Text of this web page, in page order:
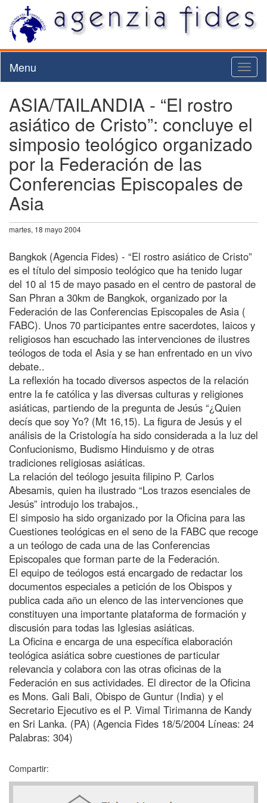
Menu
ASIA/TAILANDIA - “El rostro
asiático de Cristo”: concluye el
simposio teológico organizado
por la Federación de las
Conferencias Episcopales de
Asia
martes, 18 mayo 2004
Bangkok (Agencia Fides) - “El rostro asiático de Cristo”
es el título del simposio teológico que ha tenido lugar
del 10 al 15 de mayo pasado en el centro de pastoral de
San Phran a 30km de Bangkok, organizado por la
Federación de las Conferencias Episcopales de Asia (
FABC). Unos 70 participantes entre sacerdotes, laicos y
religiosos han escuchado las intervenciones de ilustres
teólogos de toda el Asia y se han enfrentado en un vivo
debate..
La reflexión ha tocado diversos aspectos de la relación
entre la fe católica y las diversas culturas y religiones
asiáticas, partiendo de la pregunta de Jesús “¿Quien
decís que soy Yo? (Mt 16,15). La figura de Jesús y el
análisis de la Cristología ha sido considerada a la luz del
Confucionismo, Budismo Hinduismo y de otras
tradiciones religiosas asiáticas.
La relación del teólogo jesuita filipino P. Carlos
Abesamis, quien ha ilustrado “Los trazos esenciales de
Jesús” introdujo los trabajos.,
El simposio ha sido organizado por la Oficina para las
Cuestiones teológicas en el seno de la FABC que recoge
a un teólogo de cada una de las Conferencias
Episcopales que forman parte de la Federación.
El equipo de teólogos está encargado de redactar los
documentos especiales a petición de los Obispos y
publica cada año un elenco de las intervenciones que
constituyen una importante plataforma de formación y
discusión para todas las Iglesias asiáticas.
La Oficina e encarga de una específica elaboración
teológica asiática sobre cuestiones de particular
relevancia y colabora con las otras oficinas de la
Federación en sus actividades. El director de la Oficina
es Mons. Gali Bali, Obispo de Guntur (India) y el
Secretario Ejecutivo es el P. Vimal Tirimanna de Kandy
en Sri Lanka. (PA) (Agencia Fides 18/5/2004 Líneas: 24
Palabras: 304)
Compartir: